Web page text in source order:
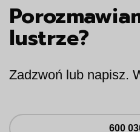
lustrze?
Zadzwoń lub napisz.
600